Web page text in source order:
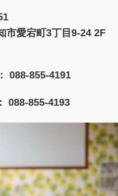
市愛宕町3丁目9-24 2F
088-855-4191
088-855-4193